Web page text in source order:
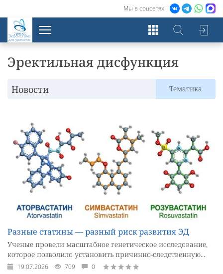
Мы в соцсетях:
Экосистема
для урологов
Эректильная дисфункция
Новости Тематика
Разные статины — разный риск развития ЭД
Ученые провели масштабное генетическое исследование,
которое позволило установить причинно-следственную...
19.07.2026 709 0